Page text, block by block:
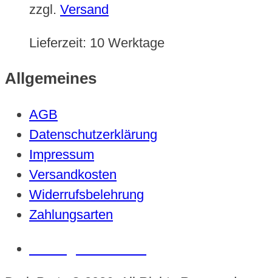
zzgl. Versand
Lieferzeit: 10 Werktage
Allgemeines
AGB
Datenschutzerklärung
Impressum
Versandkosten
Widerrufsbelehrung
Zahlungsarten